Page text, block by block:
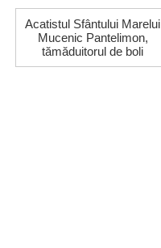
Acatistul Sfântului Marelui
Mucenic Pantelimon,
tămăduitorul de boli